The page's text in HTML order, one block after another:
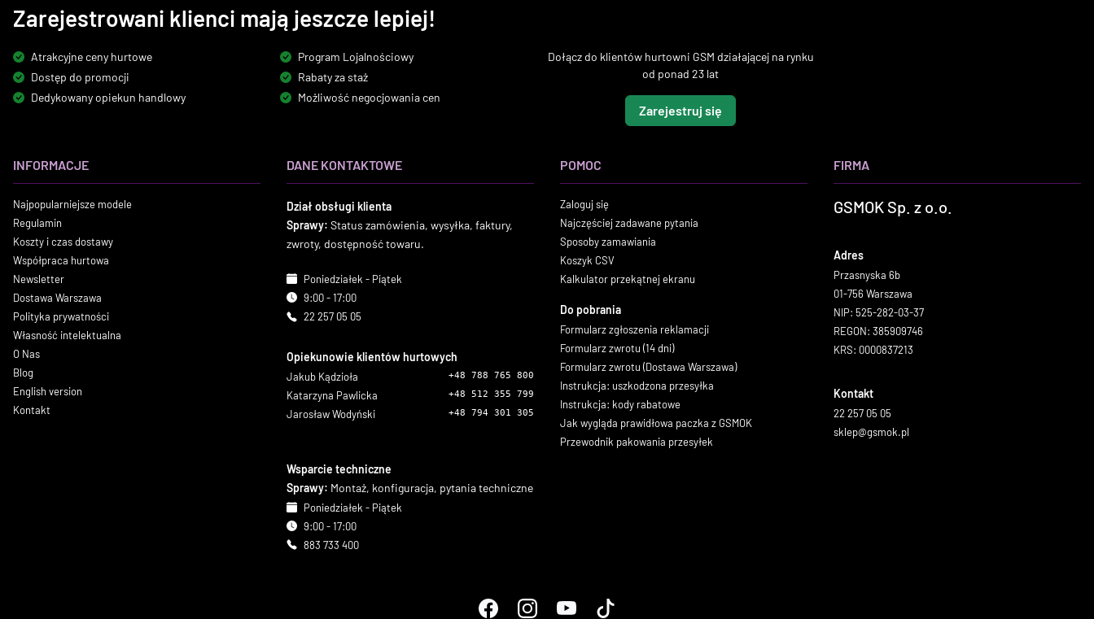
Zarejestrowani klienci mają jeszcze lepiej!
Atrakcyjne ceny hurtowe
Dostęp do promocji
Dedykowany opiekun handlowy
Program Lojalnościowy
Rabaty za staż
Możliwość negocjowania cen
Dołącz do klientów hurtowni GSM działającej na rynku
od ponad 23 lat
Zarejestruj się
INFORMACJE
Najpopularniejsze modele
Regulamin
Koszty i czas dostawy
Współpraca hurtowa
Newsletter
Dostawa Warszawa
Polityka prywatności
Własność intelektualna
O Nas
Blog
English version
Kontakt
DANE KONTAKTOWE
Dział obsługi klienta
Sprawy: Status zamówienia, wysyłka, faktury,
zwroty, dostępność towaru.
Poniedziałek - Piątek
9:00 - 17:00
22 257 05 05
Opiekunowie klientów hurtowych
Jakub Kądzioła +48 788 765 800
Katarzyna Pawlicka +48 512 355 799
Jarosław Wodyński +48 794 301 305
Wsparcie techniczne
Sprawy: Montaż, konfiguracja, pytania techniczne
Poniedziałek - Piątek
9:00 - 17:00
883 733 400
POMOC
Zaloguj się
Najczęściej zadawane pytania
Sposoby zamawiania
Koszyk CSV
Kalkulator przekątnej ekranu
Do pobrania
Formularz zgłoszenia reklamacji
Formularz zwrotu (14 dni)
Formularz zwrotu (Dostawa Warszawa)
Instrukcja: uszkodzona przesyłka
Instrukcja: kody rabatowe
Jak wygląda prawidłowa paczka z GSMOK
Przewodnik pakowania przesyłek
FIRMA
GSMOK Sp. z o.o.
Adres
Przasnyska 6b
01-756 Warszawa
NIP: 525-282-03-37
REGON: 385909746
KRS: 0000837213
Kontakt
22 257 05 05
sklep@gsmok.pl